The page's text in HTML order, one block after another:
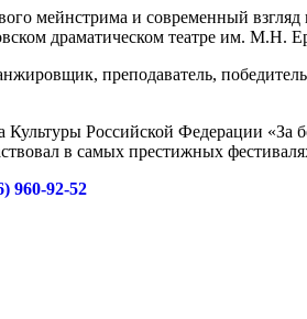
мейнстрима и современный
драматическом театре им. М.Н.
преподаватель,
Российской Федерации «За
в самых престижных
960-92-52